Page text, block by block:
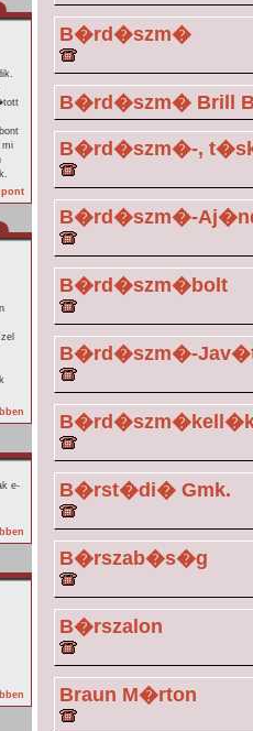
mi
e-
B�rd�szm�
B�rd�szm� Brill
B�rd�szm�-,
B�rd�szm�-
B�rd�szm�bolt
B�rd�szm�-
B�rst�di� Gmk.
B�rszab�s�g
B�rszalon
Braun M�rton